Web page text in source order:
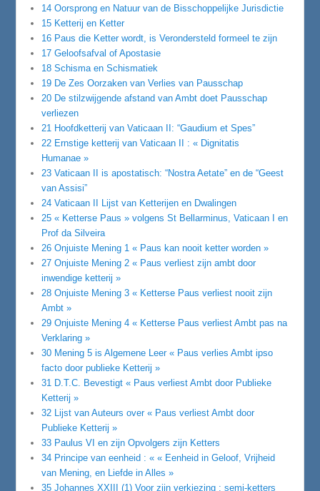
14 Oorsprong en Natuur van de Bisschoppelijke Jurisdictie
15 Ketterij en Ketter
16 Paus die Ketter wordt, is Verondersteld formeel te zijn
17 Geloofsafval of Apostasie
18 Schisma en Schismatiek
19 De Zes Oorzaken van Verlies van Pausschap
20 De stilzwijgende afstand van Ambt doet Pausschap
verliezen
21 Hoofdketterij van Vaticaan II: “Gaudium et Spes”
22 Ernstige ketterij van Vaticaan II : « Dignitatis
Humanae »
23 Vaticaan II is apostatisch: “Nostra Aetate” en de “Geest
van Assisi”
24 Vaticaan II Lijst van Ketterijen en Dwalingen
25 « Ketterse Paus » volgens St Bellarminus, Vaticaan I en
Prof da Silveira
26 Onjuiste Mening 1 « Paus kan nooit ketter worden »
27 Onjuiste Mening 2 « Paus verliest zijn ambt door
inwendige ketterij »
28 Onjuiste Mening 3 « Ketterse Paus verliest nooit zijn
Ambt »
29 Onjuiste Mening 4 « Ketterse Paus verliest Ambt pas na
Verklaring »
30 Mening 5 is Algemene Leer « Paus verlies Ambt ipso
facto door publieke Ketterij »
31 D.T.C. Bevestigt « Paus verliest Ambt door Publieke
Ketterij »
32 Lijst van Auteurs over « Paus verliest Ambt door
Publieke Ketterij »
33 Paulus VI en zijn Opvolgers zijn Ketters
34 Principe van eenheid : « « Eenheid in Geloof, Vrijheid
van Mening, en Liefde in Alles »
35 Johannes XXIII (1) Voor zijn verkiezing : semi-ketters